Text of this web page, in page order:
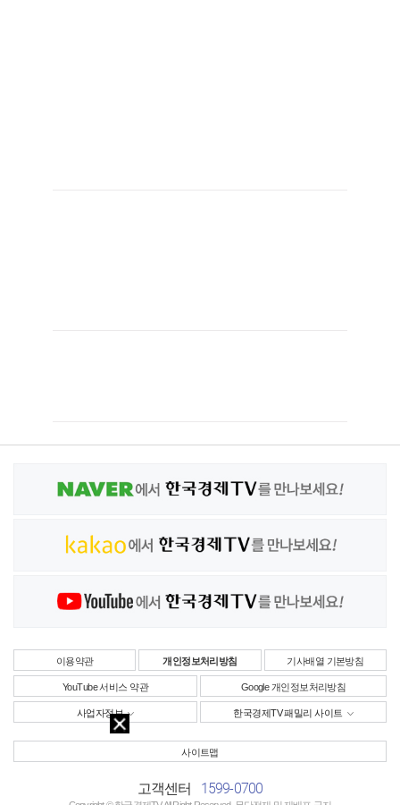
이용약관 개인정보처리방침 기사배열 기본방침
YouTube 서비스 약관 Google 개인정보처리방침
사업자정보 한국경제TV 패밀리 사이트
사이트맵
고객센터 1599-0700